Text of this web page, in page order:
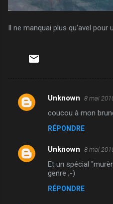
Il ne manquai plus qu'avel pour
C
m
e
Unknown 8 mai
coucou à mon
RÉPONDRE
Unknown 8 mai
Et un spécial
genre ;-)
RÉPONDRE